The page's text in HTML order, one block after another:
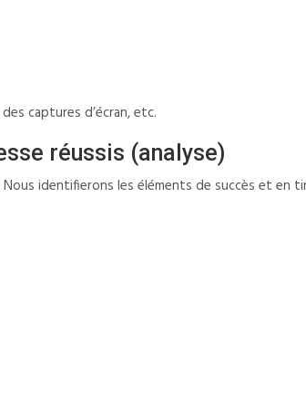
captures d’écran, etc.
réussis (analyse)
identifierons les éléments de succès et en